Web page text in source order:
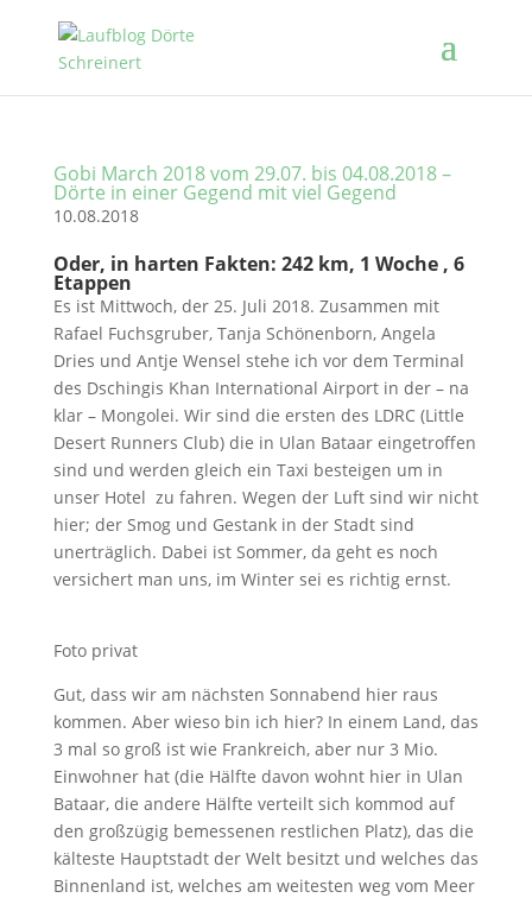
Gobi March 2018 vom 29.07. bis 04.08.2018 –
Dörte in einer Gegend mit viel Gegend
10.08.2018
Oder, in harten Fakten: 242 km, 1 Woche , 6
Etappen
Es ist Mittwoch, der 25. Juli 2018. Zusammen mit
Rafael Fuchsgruber, Tanja Schönenborn, Angela
Dries und Antje Wensel stehe ich vor dem Terminal
des Dschingis Khan International Airport in der – na
klar – Mongolei. Wir sind die ersten des LDRC (Little
Desert Runners Club) die in Ulan Bataar eingetroffen
sind und werden gleich ein Taxi besteigen um in
unser Hotel zu fahren. Wegen der Luft sind wir nicht
hier; der Smog und Gestank in der Stadt sind
unerträglich. Dabei ist Sommer, da geht es noch
versichert man uns, im Winter sei es richtig ernst.
Foto privat
Gut, dass wir am nächsten Sonnabend hier raus
kommen. Aber wieso bin ich hier? In einem Land, das
3 mal so groß ist wie Frankreich, aber nur 3 Mio.
Einwohner hat (die Hälfte davon wohnt hier in Ulan
Bataar, die andere Hälfte verteilt sich kommod auf
den großzügig bemessenen restlichen Platz), das die
kälteste Hauptstadt der Welt besitzt und welches das
Binnenland ist, welches am weitesten weg vom Meer